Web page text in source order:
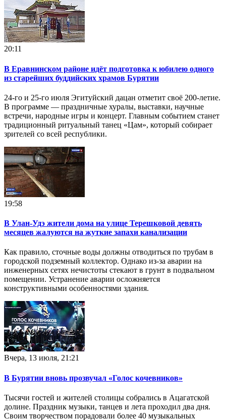
20:11
В Еравнинском районе идёт подготовка к юбилею одного
из старейших буддийских храмов Бурятии
24-го и 25-го июля Эгитуйский дацан отметит своё 200-летие.
В программе — праздничные хуралы, выставки, научные
встречи, народные игры и концерт. Главным событием станет
традиционный ритуальный танец «Цам», который собирает
зрителей со всей республики.
19:58
В Улан-Удэ жители дома на улице Терешковой девять
месяцев жалуются на жуткие запахи канализации
Как правило, сточные воды должны отводиться по трубам в
городской подземный коллектор. Однако из-за аварии на
инженерных сетях нечистоты стекают в грунт в подвальном
помещении. Устранение аварии осложняется
конструктивными особенностями здания.
Вчера, 13 июля, 21:21
В Бурятии вновь прозвучал «Голос кочевников»
Тысячи гостей и жителей столицы собрались в Ацагатской
долине. Праздник музыки, танцев и лета проходил два дня.
Своим творчеством порадовали более 40 музыкальных